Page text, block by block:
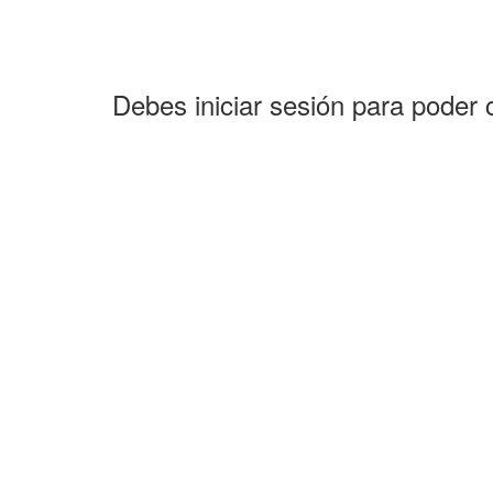
Debes iniciar sesión para poder